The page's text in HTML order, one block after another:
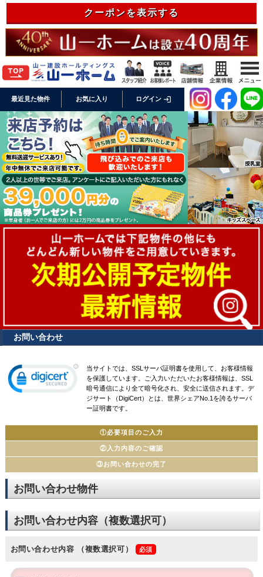
クーポンを表示する
最近見た物件 お気に入り ログイン login
お問い合わせ
当サイトでは、SSLサーバ証明書を使用して、お客様情報
を保護しています。ご入力いただいたお客様情報は、SSL
暗号通信により全て暗号化され、安全に送信されます。デ
ジサート（DigiCert）とは、世界シェアNo.1を誇るサーバ
ー証明書です。
①必要項目のご入力
②入力内容のご確認
③お問い合わせの完了
お問い合わせ物件
お問い合わせ内容（複数選択可）
お問い合わせ内容 （複数選択可）